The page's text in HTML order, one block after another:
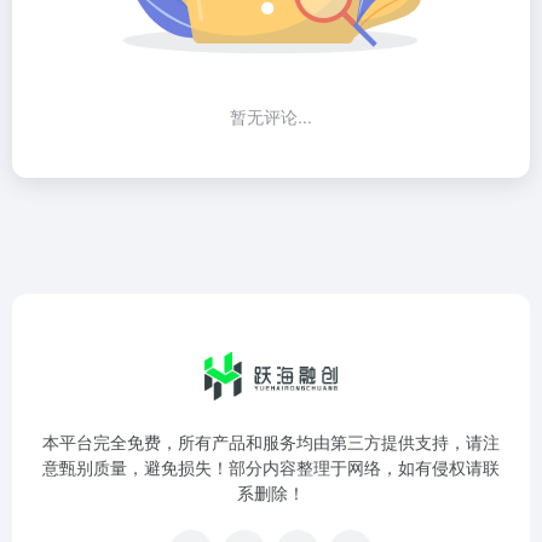
暂无评论...
本平台完全免费，所有产品和服务均由第三方提供支持，请注
意甄别质量，避免损失！部分内容整理于网络，如有侵权请联
系删除！